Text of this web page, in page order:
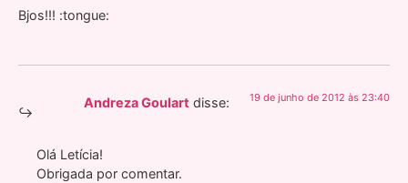
Bjos!!! :tongue:
Andreza Goulart disse: 19 de junho de 2012 às 23:40
Olá Letícia!
Obrigada por comentar.